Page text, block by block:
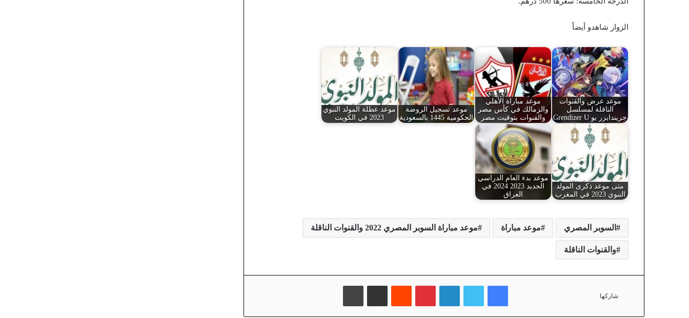
الزوار شاهدو أيضاً
موعد عرض والقنوات
الناقلة لمسلسل
جريندايزر يو Grendizer U
موعد مباراة الأهلي
والزمالك في كأس مصر
والقنوات بتوقيت مصر
موعد تسجيل الروضة
الحكومية 1445 بالسعودية
موعد عطلة المولد النبوي
2023 في الكويت
متى موعد ذكرى المولد
النبوي 2023 في المغرب
موعد بدء العام الدراسي
الجديد 2023 2024 في
العراق
السوبر المصري موعد مباراة موعد مباراة السوبر المصري 2022 والقنوات الناقلة
والقنوات الناقلة
شاركها
فيسبوك تويتر لينكدإن بينتيريست مشاركة عبر البريد